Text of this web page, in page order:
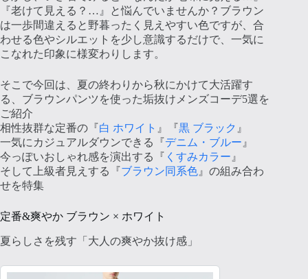
『老けて見える？…』と悩んでいませんか？ブラウン
は一歩間違えると野暮ったく見えやすい色ですが、合
わせる色やシルエットを少し意識するだけで、一気に
こなれた印象に様変わりします。
そこで今回は、夏の終わりから秋にかけて大活躍す
る、ブラウンパンツを使った垢抜けメンズコーデ5選を
ご紹介
相性抜群な定番の『白 ホワイト 』『黒 ブラック 』
一気にカジュアルダウンできる『デニム・ブルー 』
今っぽいおしゃれ感を演出する『 くすみカラー 』
そして上級者見えする『ブラウン同系色 』の組み合わ
せを特集
定番&爽やか ブラウン × ホワイト
夏らしさを残す「大人の爽やか抜け感」